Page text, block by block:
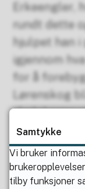
rundt dette
hjulpet han i
igjennom
for å
Lørenskog
skolekorps
musikalsk
Samtykke
Vi bruker
tilby funksjoner